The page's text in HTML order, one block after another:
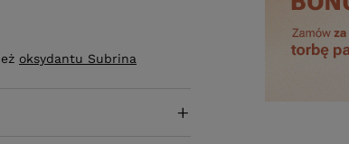
oksydantu Subrina